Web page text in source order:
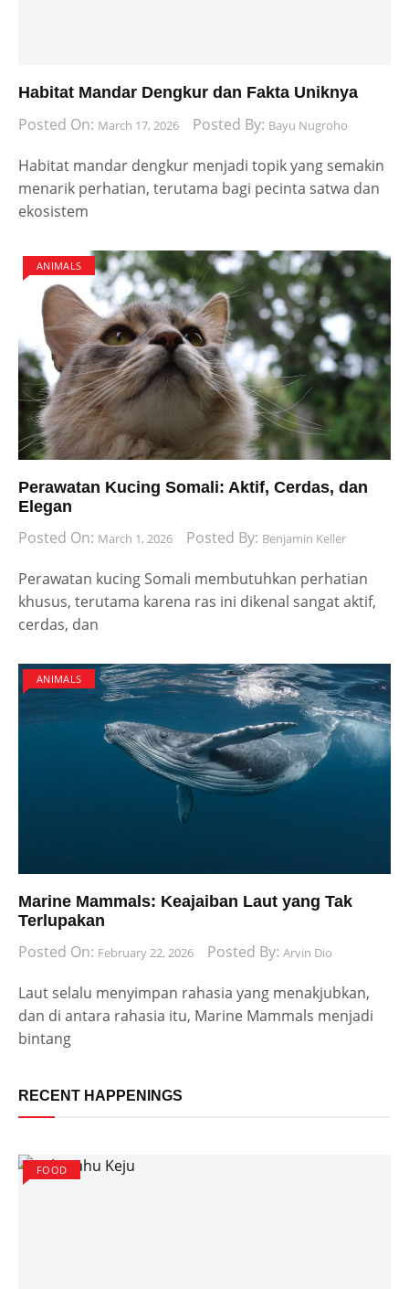
Habitat Mandar Dengkur dan Fakta Uniknya
Posted On: March 17, 2026 Posted By: Bayu Nugroho
Habitat mandar dengkur menjadi topik yang semakin
menarik perhatian, terutama bagi pecinta satwa dan
ekosistem
ANIMALS
Perawatan Kucing Somali: Aktif, Cerdas, dan
Elegan
Posted On: March 1, 2026 Posted By: Benjamin Keller
Perawatan kucing Somali membutuhkan perhatian
khusus, terutama karena ras ini dikenal sangat aktif,
cerdas, dan
ANIMALS
Marine Mammals: Keajaiban Laut yang Tak
Terlupakan
Posted On: February 22, 2026 Posted By: Arvin Dio
Laut selalu menyimpan rahasia yang menakjubkan,
dan di antara rahasia itu, Marine Mammals menjadi
bintang
RECENT HAPPENINGS
FOOD